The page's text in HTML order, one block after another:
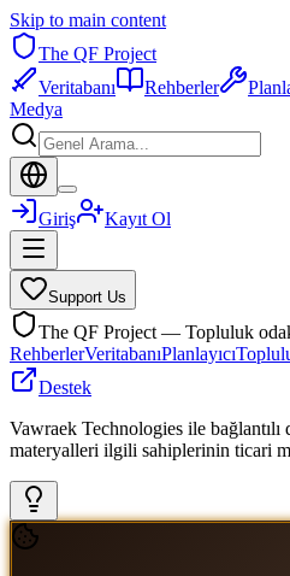
Skip to main content
The QF Project
Veritabanı
Rehberler
Medya
Giriş Kayıt Ol
Support Us
The QF Project — Topluluk
RehberlerVeritabanıPlanlayıcı
Destek
Vawraek Technologies ile
materyalleri ilgili sahiplerinin ticari